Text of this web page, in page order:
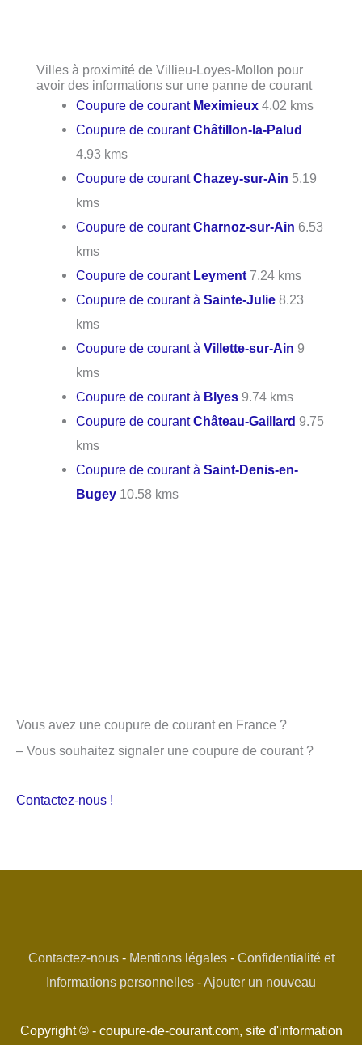
Villes à proximité de Villieu-Loyes-Mollon pour
avoir des informations sur une panne de courant
Coupure de courant Meximieux 4.02 kms
Coupure de courantChâtillon-la-Palud
4.93 kms
Coupure de courantChazey-sur-Ain 5.19
kms
Coupure de courantCharnoz-sur-Ain 6.53
kms
Coupure de courant Leyment 7.24 kms
Coupure de courant àSainte-Julie 8.23
kms
Coupure de courant àVillette-sur-Ain 9
kms
Coupure de courant à Blyes 9.74 kms
Coupure de courantChâteau-Gaillard 9.75
kms
Coupure de courant àSaint-Denis-en-
Bugey 10.58 kms
Vous avez une coupure de courant en France ?
– Vous souhaitez signaler une coupure de courant ?
Contactez-nous !
Contactez-nous- Mentions légales- Confidentialité et
Informations personnelles -Ajouter un nouveau
Copyright © - coupure-de-courant.com, site d'information